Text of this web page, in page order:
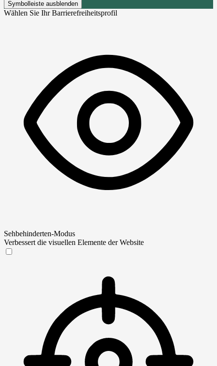
Symbolleiste ausblenden
Wählen Sie Ihr Barrierefreiheitsprofil
Sehbehinderten-Modus
Verbessert die visuellen Elemente der Website